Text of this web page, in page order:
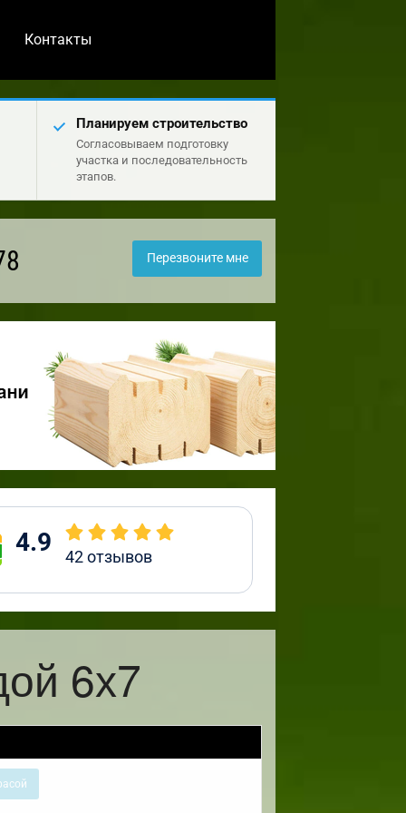
Контакты
Планируем строительство
Согласовываем подготовку
участка и последовательность
этапов.
Перезвоните мне
4.9 42отзывов
6х7